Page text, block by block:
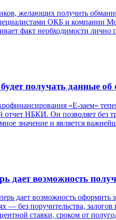
желающих получить
ОКБ и компании
факт необходимости
получать данные об
«Е-заем»
НБКИ. Он позволяет без
значение и является
дает возможность
дает возможность оформить
— без поручительства,
ставки, сроком от